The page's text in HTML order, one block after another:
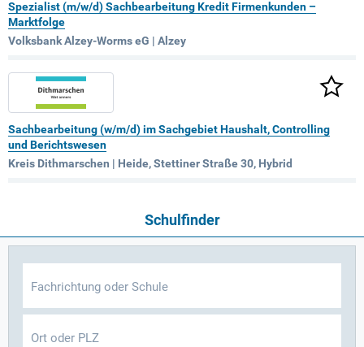
Spezialist (m/w/d) Sachbearbeitung Kredit Firmenkunden –
Marktfolge
Volksbank Alzey-Worms eG | Alzey
Sachbearbeitung (w/m/d) im Sachgebiet Haushalt, Controlling
und Berichtswesen
Kreis Dithmarschen | Heide, Stettiner Straße 30, Hybrid
Schulfinder